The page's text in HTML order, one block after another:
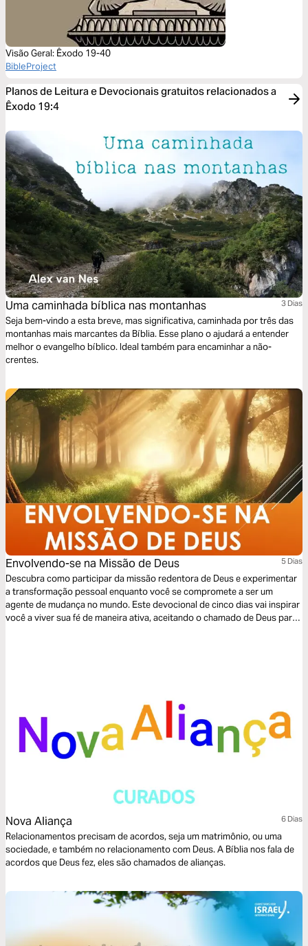
Visão Geral: Êxodo 19-40
BibleProject
Planos de Leitura e Devocionais gratuitos relacionados a
Êxodo 19:4
Uma caminhada bíblica nas montanhas 3 Dias
Seja bem-vindo a esta breve, mas significativa, caminhada por três das
montanhas mais marcantes da Bíblia. Esse plano o ajudará a entender
melhor o evangelho bíblico. Ideal também para encaminhar a não-
crentes.
Envolvendo-se na Missão de Deus 5 Dias
Descubra como participar da missão redentora de Deus e experimentar
a transformação pessoal enquanto você se compromete a ser um
agente de mudança no mundo. Este devocional de cinco dias vai inspirar
você a viver sua fé de maneira ativa, aceitando o chamado de Deus para
Nova Aliança 6 Dias
Relacionamentos precisam de acordos, seja um matrimônio, ou uma
sociedade, e também no relacionamento com Deus. A Bíblia nos fala de
acordos que Deus fez, eles são chamados de alianças.